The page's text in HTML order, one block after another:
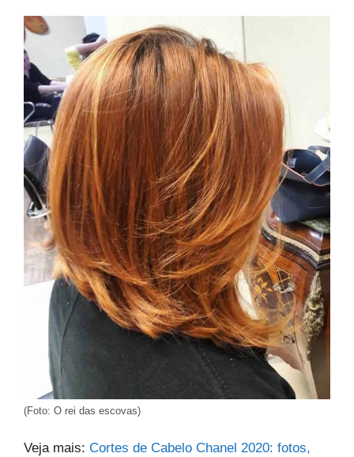
(Foto: O rei das escovas)
Veja mais: Cortes de Cabelo Chanel 2020: fotos,